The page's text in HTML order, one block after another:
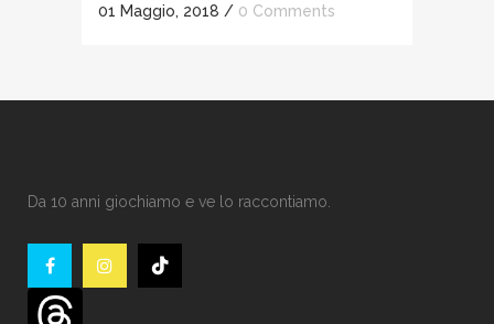
01 Maggio, 2018 / 0 Comments
Da 10 anni giochiamo e ve lo raccontiamo.